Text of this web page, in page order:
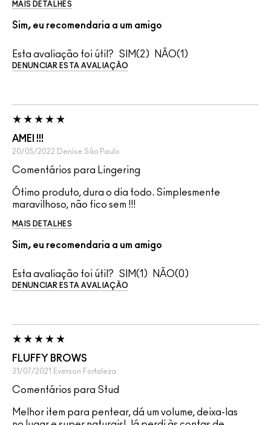
MAIS DETALHES
Sim, eu recomendaria a um amigo
Esta avaliação foi útil? 2 1
DENUNCIAR ESTA AVALIAÇÃO
AMEI !!!
20/05/2022 Denise São Paulo
Comentários para Lingering
Ótimo produto, dura o dia todo. Simplesmente
maravilhoso, não fico sem !!!
MAIS DETALHES
Sim, eu recomendaria a um amigo
Esta avaliação foi útil? 1 0
DENUNCIAR ESTA AVALIAÇÃO
FLUFFY BROWS
31/07/2021 Everson Fortaleza
Comentários para Stud
Melhor item para pentear, dá um volume, deixa-las